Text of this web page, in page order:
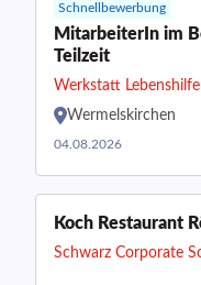
Schnellbewerbung
MitarbeiterIn im
Teilzeit
Werkstatt
Wermelskirchen
04.08.2026
Koch Restaurant
Schwarz Corporate